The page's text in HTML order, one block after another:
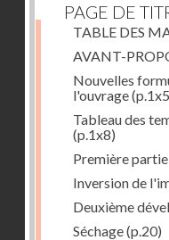
PAGE DE
TABLE DES
AVANT-
Nouvelles
l'ouvrage
Tableau des
(p.1x8)
Première
Inversion de
Deuxième
Séchage(p.20)